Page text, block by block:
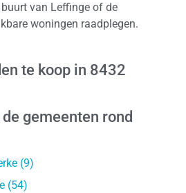
van Leffinge of de
woningen raadplegen.
te koop in 8432
gemeenten rond
(9)
(54)